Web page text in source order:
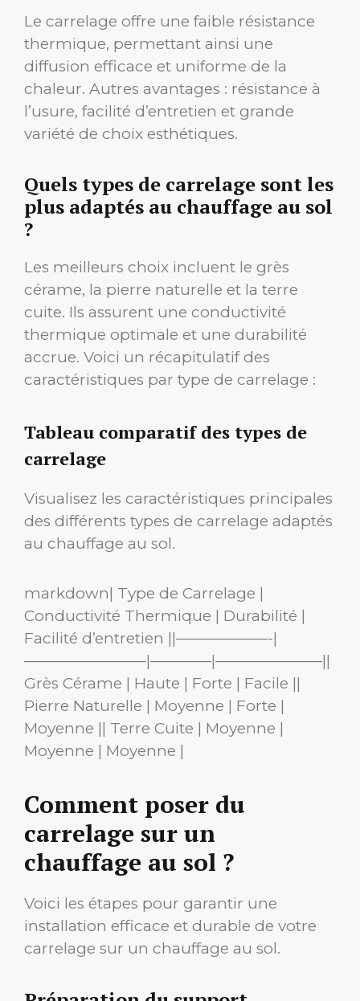
Le carrelage offre une faible résistance
thermique, permettant ainsi une
diffusion efficace et uniforme de la
chaleur. Autres avantages : résistance à
l’usure, facilité d’entretien et grande
variété de choix esthétiques.
Quels types de carrelage sont les
plus adaptés au chauffage au sol
?
Les meilleurs choix incluent le grès
cérame, la pierre naturelle et la terre
cuite. Ils assurent une conductivité
thermique optimale et une durabilité
accrue. Voici un récapitulatif des
caractéristiques par type de carrelage :
Tableau comparatif des types de
carrelage
Visualisez les caractéristiques principales
des différents types de carrelage adaptés
au chauffage au sol.
markdown| Type de Carrelage |
Conductivité Thermique | Durabilité |
Facilité d’entretien ||——————-|
————————|————|———————||
Grès Cérame | Haute | Forte | Facile ||
Pierre Naturelle | Moyenne | Forte |
Moyenne || Terre Cuite | Moyenne |
Moyenne | Moyenne |
Comment poser du
carrelage sur un
chauffage au sol ?
Voici les étapes pour garantir une
installation efficace et durable de votre
carrelage sur un chauffage au sol.